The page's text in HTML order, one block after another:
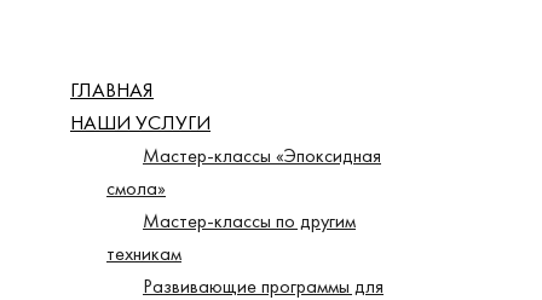
содержимому
ГЛАВНАЯ
НАШИ УСЛУГИ
Мастер-классы «Эпоксидная
смола»
Мастер-классы по другим
техникам
Развивающие программы для